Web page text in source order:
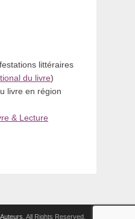
littéraires
du livre)
livre en région
& Lecture
. All Rights Reserved.